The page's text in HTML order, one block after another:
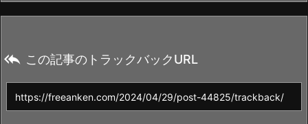
 この記事のトラックバックURL